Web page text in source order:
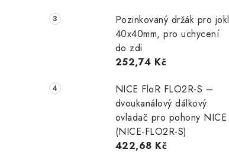
Pozinkovaný držák pro jokl
40x40mm, pro uchycení
do zdi
252,74 Kč
NICE FloR FLO2R-S –
dvoukanálový dálkový
ovladač pro pohony NICE
(NICE-FLO2R-S)
422,68 Kč